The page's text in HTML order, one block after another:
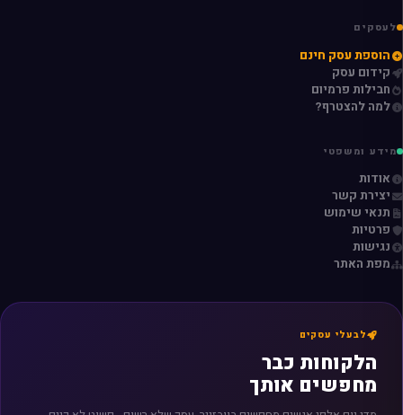
לעסקים
הוספת עסק חינם
קידום עסק
חבילות פרמיום
למה להצטרף?
מידע ומשפטי
אודות
יצירת קשר
תנאי שימוש
פרטיות
נגישות
מפת האתר
לבעלי עסקים
הלקוחות כבר
מחפשים אותך